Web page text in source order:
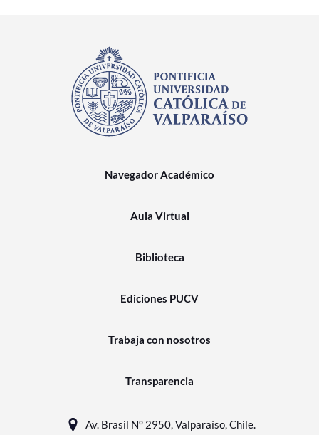
Navegador Académico
Aula Virtual
Biblioteca
Ediciones PUCV
Trabaja con nosotros
Transparencia
Av. Brasil N° 2950, Valparaíso, Chile.